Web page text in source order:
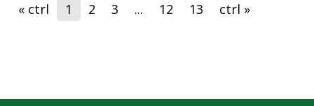
« ctrl 1 2 3 ... 12 13 ctrl »